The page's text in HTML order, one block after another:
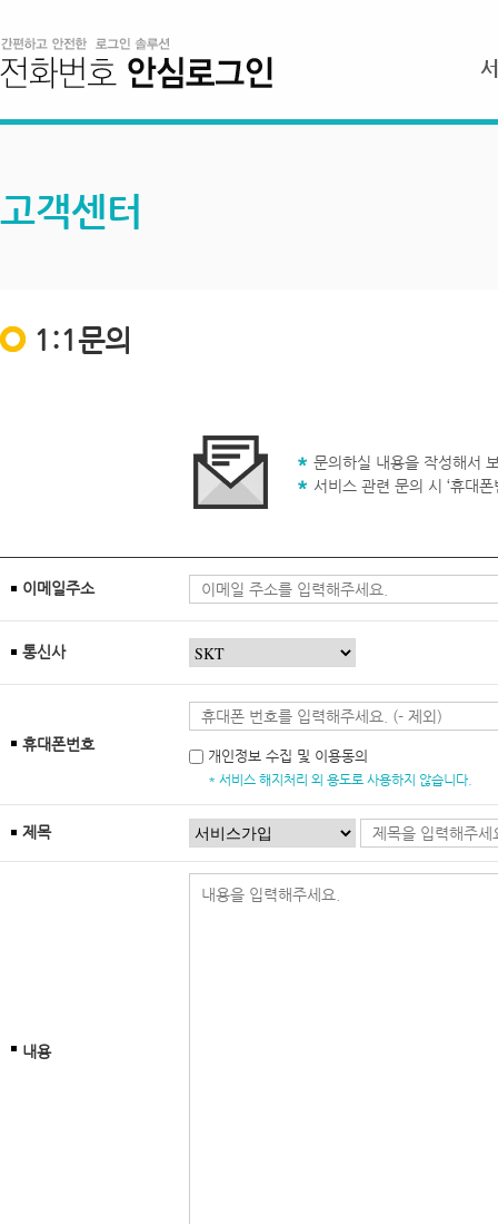
고객센터
1:1문의
문의하실 내용을 작성해서
서비스 관련 문의 시 ‘휴대
이메일주소
통신사
휴대폰번호
개인정보 수집 및 이용동의
* 서비스 해지처리 외 용도로 사용하지 않습니다.
제목
내용